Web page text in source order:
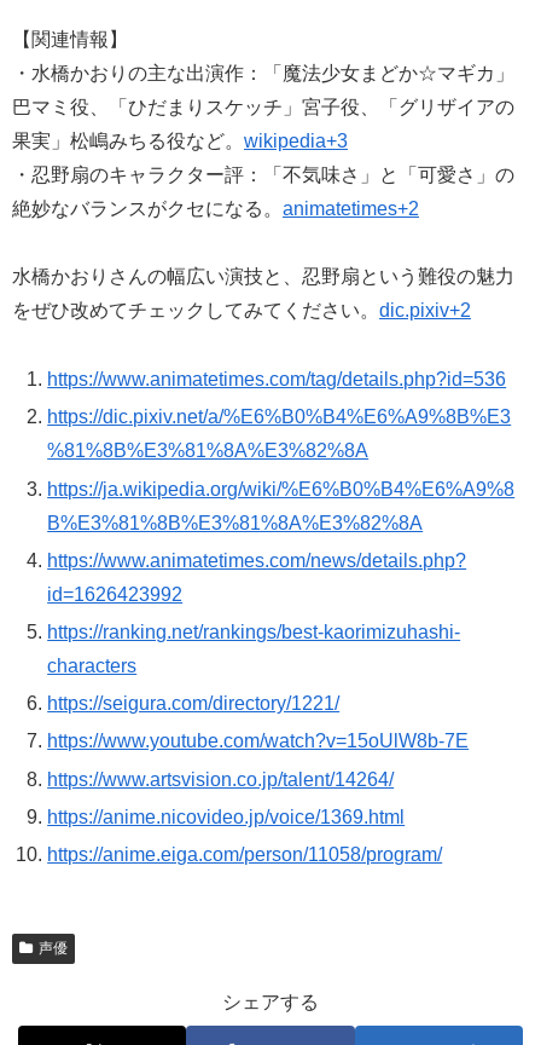
【関連情報】
・水橋かおりの主な出演作：「魔法少女まどか☆マギカ」
巴マミ役、「ひだまりスケッチ」宮子役、「グリザイアの
果実」松嶋みちる役など。 wikipedia+3
・忍野扇のキャラクター評：「不気味さ」と「可愛さ」の
絶妙なバランスがクセになる。 animatetimes+2
水橋かおりさんの幅広い演技と、忍野扇という難役の魅力
をぜひ改めてチェックしてみてください。 dic.pixiv+2
https://www.animatetimes.com/tag/details.php?id=536
https://dic.pixiv.net/a/%E6%B0%B4%E6%A9%8B%E3
%81%8B%E3%81%8A%E3%82%8A
https://ja.wikipedia.org/wiki/%E6%B0%B4%E6%A9%8
B%E3%81%8B%E3%81%8A%E3%82%8A
https://www.animatetimes.com/news/details.php?
id=1626423992
https://ranking.net/rankings/best-kaorimizuhashi-
characters
https://seigura.com/directory/1221/
https://www.youtube.com/watch?v=15oUlW8b-7E
https://www.artsvision.co.jp/talent/14264/
https://anime.nicovideo.jp/voice/1369.html
https://anime.eiga.com/person/11058/program/
声優
シェアする